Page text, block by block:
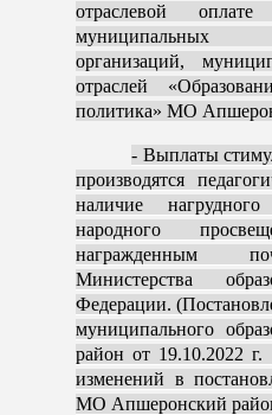
отраслевой
муниципальных
организаций,
отраслей
политика» МО
- Выплаты
производятся
наличие
народного
награжденным
Министерства
Федерации.
муниципального
район от 19.10.2022
изменений в
МО Апшеронский